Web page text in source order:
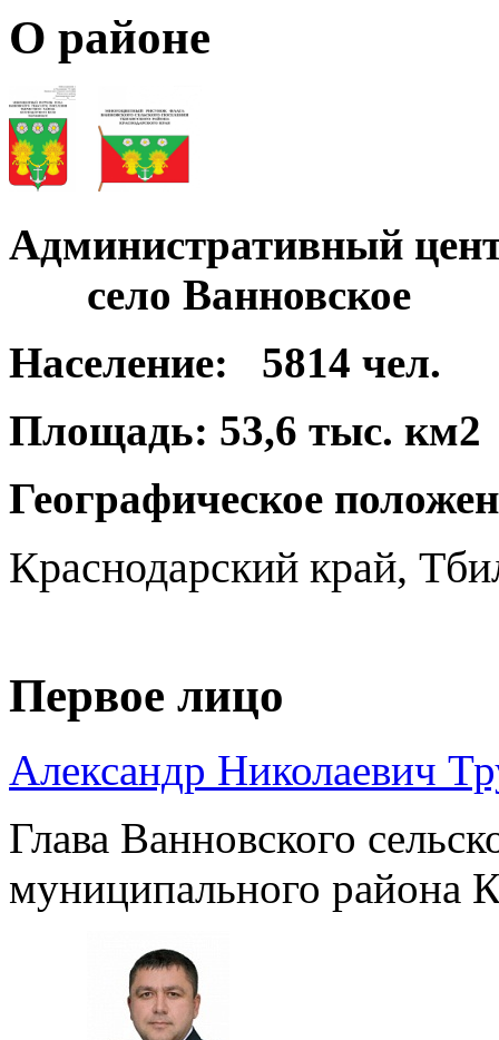
О районе
Административный
село Ванновское
Население:
5814 чел.
Площадь: 53,6 тыс. км2
Географическое
Краснодарский край,
Первое лицо
Александр Николаевич
Глава Ванновского
муниципального района